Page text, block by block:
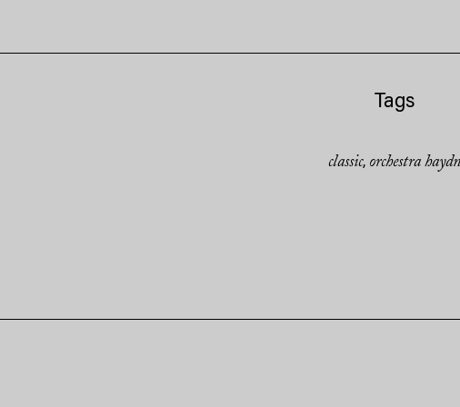
Tags
classic, orchestra haydn